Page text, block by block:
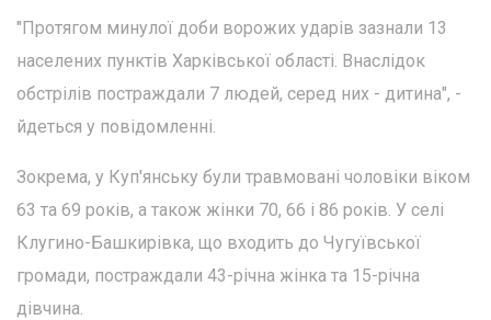
"Протягом минулої доби ворожих ударів зазнали 13
населених пунктів Харківської області. Внаслідок
обстрілів постраждали 7 людей, серед них - дитина", -
йдеться у повідомленні.
Зокрема, у Куп'янську були травмовані чоловіки віком
63 та 69 років, а також жінки 70, 66 і 86 років. У селі
Клугино-Башкирівка, що входить до Чугуївської
громади, постраждали 43-річна жінка та 15-річна
дівчина.